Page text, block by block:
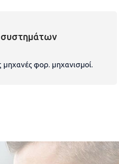
συστημάτων
μηχανές φορ. μηχανισμοί.